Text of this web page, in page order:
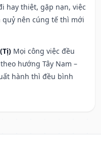
hay thiệt, gặp nạn, việc
nên cúng tế thì mới
Mọi công việc đều
hướng Tây Nam –
hành thì đều bình